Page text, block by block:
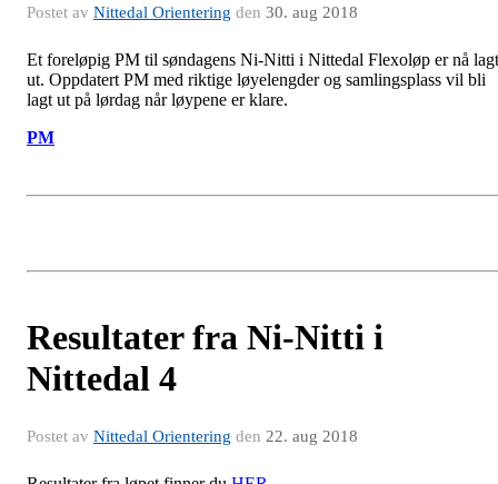
Postet av Nittedal Orientering den 30. aug 2018
Et foreløpig PM til søndagens Ni-Nitti i Nittedal Flexoløp er nå lagt
ut. Oppdatert PM med riktige løyelengder og samlingsplass vil bli
lagt ut på lørdag når løypene er klare.
PM
Resultater fra Ni-Nitti i
Nittedal 4
Postet av Nittedal Orientering den 22. aug 2018